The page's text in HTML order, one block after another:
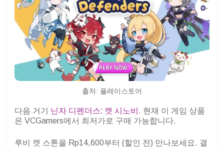
출처: 플레이스토어
다음 거기 닌자 디펜더스: 캣 시노비 . 현재 이 게임 상품
은 VCGamers에서 최저가로 구매 가능합니다.
루비 캣 스톤을 Rp14,600부터 (할인 전) 만나보세요. 결